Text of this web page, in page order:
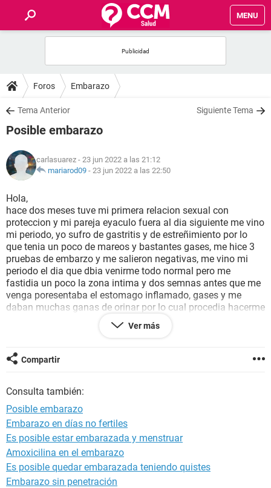
MENU
FOROS
SALUD
NUTRICIÓN
BIENESTAR
SEXUALIDAD
GLOSARIO
Foros Embarazo
Tema Anterior Siguiente Tema
Posible embarazo
carlasuarez - 23 jun 2022 a las 21:12
mariarod09 - 23 jun 2022 a las 22:50
Hola,
hace dos meses tuve mi primera relacion sexual con
proteccion y mi pareja eyaculo fuera al dia siguiente me vino
mi periodo, yo sufro de gastritis y de estreñimiento por lo
que tenia un poco de mareos y bastantes gases, me hice 3
pruebas de embarzo y me salieron negativas, me vino mi
periodo el dia que dbia venirme todo normal pero me
fastidia un poco la zona intima y dos semnas antes que me
venga poresentaba el estomago inflamado, gases y me
daban muchas ganas de orinar por lo cual procedia hacerme
una preuba de orina y salio negativo estoy esperando que
me venga el periodo pero puede haber alguna posibilidad de
Ver más
Compartir
Consulta también:
Posible embarazo
Embarazo en días no fertiles
Es posible estar embarazada y menstruar
Amoxicilina en el embarazo
Es posible quedar embarazada teniendo quistes
Embarazo sin penetración